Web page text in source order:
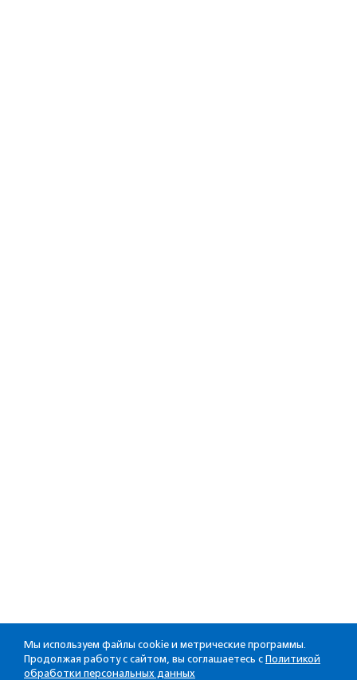
Мы используем файлы cookie и метрические программы.
Продолжая работу с сайтом, вы соглашаетесь с Политикой
обработки персональных данных